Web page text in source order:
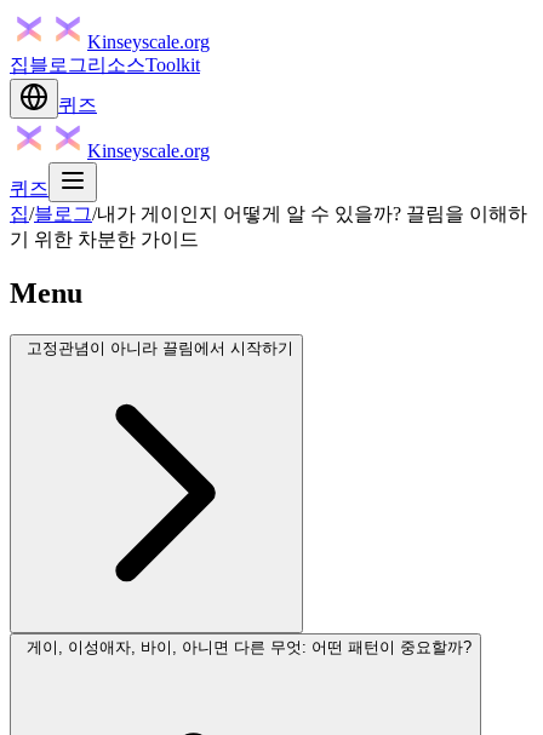
Kinseyscale.org
집블로그리소스Toolkit
퀴즈
Kinseyscale.org
퀴즈
집/블로그/내가 게이인지 어떻게 알 수 있을까? 끌림을 이해하
기 위한 차분한 가이드
Menu
고정관념이 아니라 끌림에서 시작하기
게이, 이성애자, 바이, 아니면 다른 무엇: 어떤 패턴이 중요할까?